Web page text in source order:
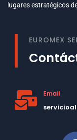
lugares estratégicos
EUROMEX
Email